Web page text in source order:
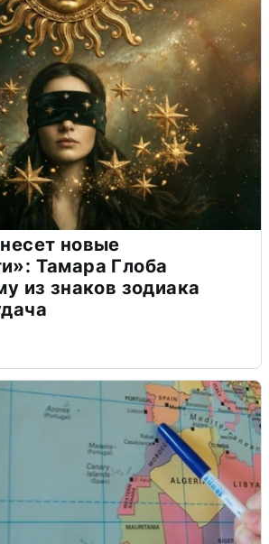
новые
Тамара Глоба
из знаков зодиака